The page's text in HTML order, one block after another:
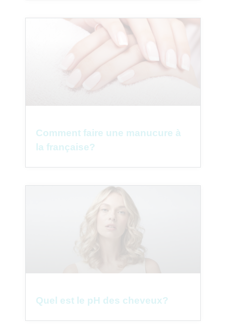
Comment faire une manucure à
la française?
Quel est le pH des cheveux?